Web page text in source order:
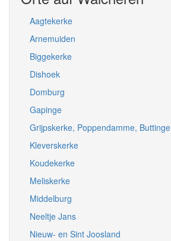
Aagtekerke
Arnemuiden
Biggekerke
Dishoek
Domburg
Gapinge
Grijpskerke, Poppendamme, Buttinge
Kleverskerke
Koudekerke
Meliskerke
Middelburg
Neeltje Jans
Nieuw- en Sint Joosland